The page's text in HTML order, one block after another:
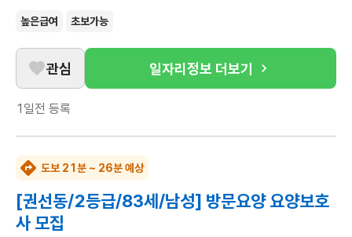
높은급여 초보가능
관심 일자리정보 더보기
1일전 등록
도보 21분 ~ 26분 예상
[권선동/2등급/83세/남성] 방문요양 요양보호
사 모집